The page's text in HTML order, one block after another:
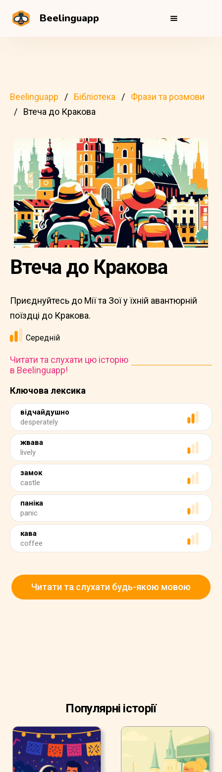
Beelinguapp
Beelinguapp Бібліотека
Фрази та розмови
Втеча до Кракова
Ключова лексика
відчайдушно
desperately
жвава
lively
замок
castle
паніка
panic
кава
coffee
Втеча до Кракова
Приєднуйтесь до Мії та Зої у їхній авантюрній
поїздці до Кракова.
Середній
Читати та слухати цю історію
в Beelinguapp!
Читати та слухати будь-якою мовою
Популярні історії